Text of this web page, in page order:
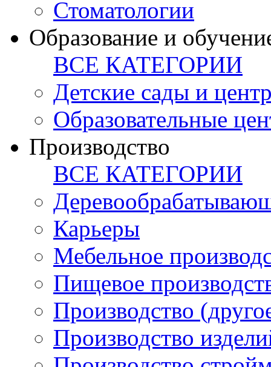
Стоматологии
Образование и
ВСЕ КАТЕГОРИИ
Детские сады и
Образовательные
Производство
ВСЕ КАТЕГОРИИ
Карьеры
Мебельное
Пищевое
Производство
Производство